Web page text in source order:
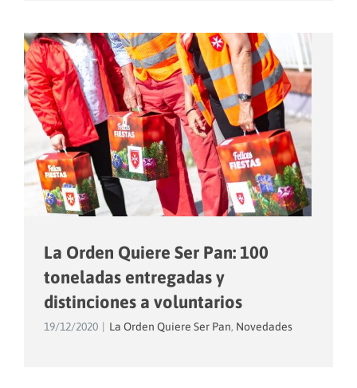
La Orden Quiere Ser Pan: 100
toneladas entregadas y
distinciones a voluntarios
19/12/2020 La Orden Quiere Ser Pan, Novedades